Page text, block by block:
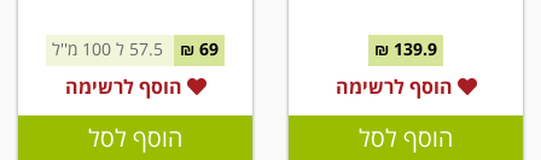
139.9 ₪
הוסף לרשימה
הוסף לסל
69 ₪
הוסף לרשימה
הוסף לסל